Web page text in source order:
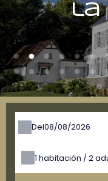
la
Del
1 habitación /2